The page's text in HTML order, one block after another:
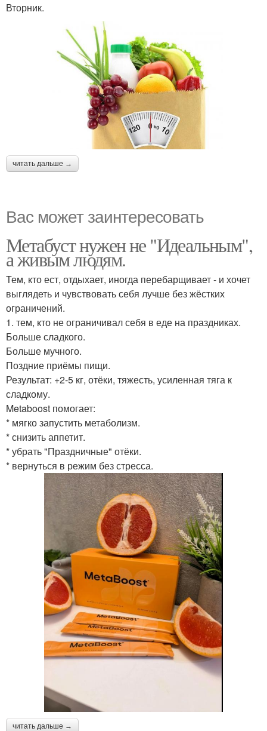
Вторник.
читать дальше →
Вас может заинтересовать
Метабуст нужен не "Идеальным",
а живым людям.
Тем, кто ест, отдыхает, иногда перебарщивает - и хочет
выглядеть и чувствовать себя лучше без жёстких
ограничений.
1. тем, кто не ограничивал себя в еде на праздниках.
Больше сладкого.
Больше мучного.
Поздние приёмы пищи.
Результат: +2-5 кг, отёки, тяжесть, усиленная тяга к
сладкому.
Metaboost помогает:
* мягко запустить метаболизм.
* снизить аппетит.
* убрать "Праздничные" отёки.
* вернуться в режим без стресса.
читать дальше →